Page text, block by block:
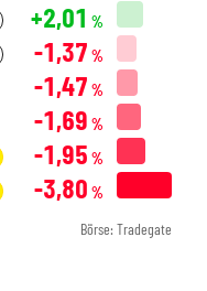
+2,01 %
-1,37 %
-1,47 %
-1,69 %
-1,95 %
-3,80 %
Börse: Tradegate